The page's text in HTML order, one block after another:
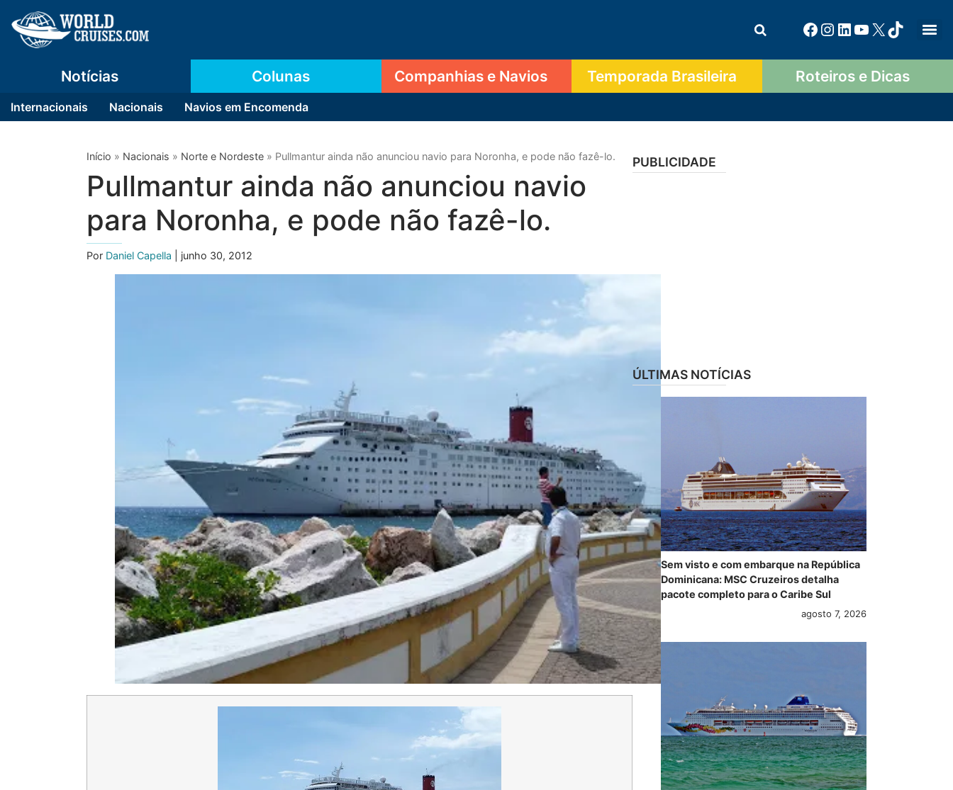
Notícias
Internacionais Nacionais Navios em Encomenda
Colunas Companhias e Navios Temporada Brasileira Roteiros e Dicas
Início » Nacionais » Norte e Nordeste » Pullmantur ainda não anunciou navio para Noronha, e pode não fazê-lo.
Pullmantur ainda não anunciou navio
para Noronha, e pode não fazê-lo.
Por Daniel Capella | junho 30, 2012
PUBLICIDADE
ÚLTIMAS NOTÍCIAS
Sem visto e com embarque na República
Dominicana: MSC Cruzeiros detalha
pacote completo para o Caribe Sul
agosto 7, 2026